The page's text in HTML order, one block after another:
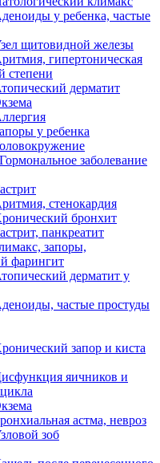
у ребенка, частые
щитовидной железы
гипертоническая
степени
дерматит
у ребенка
заболевание
стенокардия
бронхит
панкреатит
запоры,
фарингит
дерматит у
частые простуды
запор и киста
яичников и
астма, невроз
зоб